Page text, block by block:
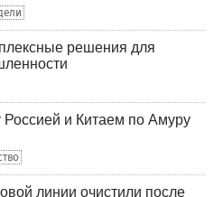
решения для
и Китаем по Амуру
линии очистили после